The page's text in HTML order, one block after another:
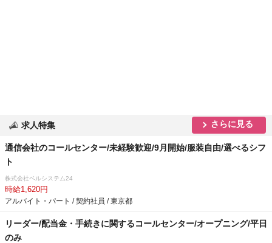
求人特集 さらに見る
通信会社のコールセンター/未経験歓迎/9月開始/服装自由/選べるシフ
ト
株式会社ベルシステム24
時給1,620円
アルバイト・パート / 契約社員 / 東京都
リーダー/配当金・手続きに関するコールセンター/オープニング/平日
のみ